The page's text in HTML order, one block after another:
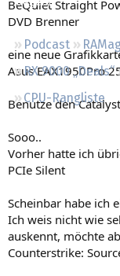
Podcast
RX 9000 „Deals“
CPU-Rangliste
BeQuiet Straight
DVD Brenner
eine neue
Asus EAX1950Pro
Benutze den
Sooo..
Vorher hatte ich
PCIe Silent
Scheinbar habe ich
Ich weis nicht wie
auskennt, möchte
Counterstrike: